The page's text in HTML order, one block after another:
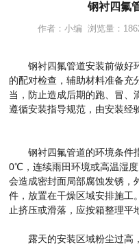
钢衬四氟
作者：小编 浏览量：
钢衬四氟管道安装前做好
的配对检查，辅助材料准备充
当，防止造成后期的跑、冒、
遵循安装指导规范，由安装经
钢衬四氟管道的环境条件
0℃，连续雨田环境或高温湿
会造成密封面局部腐蚀发锈，
件，放置在干燥区域安排施工
止挤压或滑落，应按箱整理平
露天的安装区域粉尘过高